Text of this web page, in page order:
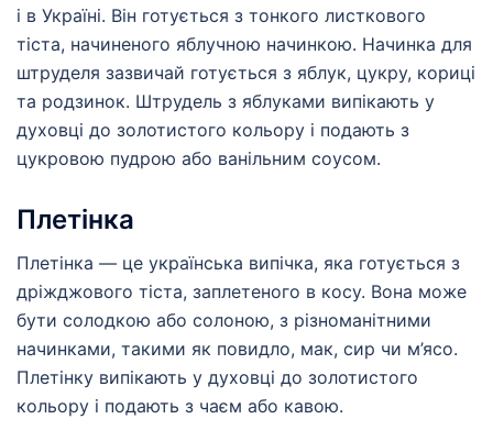
і в Україні. Він готується з тонкого листкового
тіста, начиненого яблучною начинкою. Начинка для
штруделя зазвичай готується з яблук, цукру, кориці
та родзинок. Штрудель з яблуками випікають у
духовці до золотистого кольору і подають з
цукровою пудрою або ванільним соусом.
Плетінка
Плетінка — це українська випічка, яка готується з
дріжджового тіста, заплетеного в косу. Вона може
бути солодкою або солоною, з різноманітними
начинками, такими як повидло, мак, сир чи м’ясо.
Плетінку випікають у духовці до золотистого
кольору і подають з чаєм або кавою.